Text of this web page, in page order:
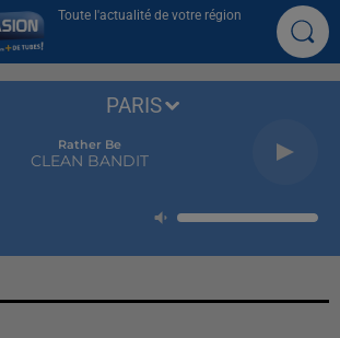
Toute l'actualité de votre région
Rather Be
CLEAN BANDIT
PARIS